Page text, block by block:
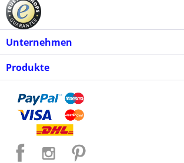
Unternehmen
Produkte